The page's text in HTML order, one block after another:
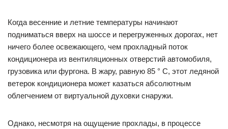
Когда весенние и летние температуры начинают
подниматься вверх на шоссе и перегруженных дорогах, нет
ничего более освежающего, чем прохладный поток
кондиционера из вентиляционных отверстий автомобиля,
грузовика или фургона. В жару, равную 85 ° C, этот ледяной
ветерок кондиционера может казаться абсолютным
облегчением от виртуальной духовки снаружи.
Однако, несмотря на ощущение прохлады, в процессе